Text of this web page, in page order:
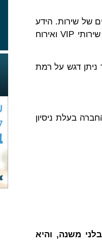
של שירות. הידע
והנסיון המקצועי הרב שצברה החברה עם השנים מאפשרים לה להוציא לפועל מאות פרוייקטים גדולים ומורכבים של הסעות, שירותי VIP ואירוח
ניתן דגש על רמת
בעלת ניסיון
משנה, והיא